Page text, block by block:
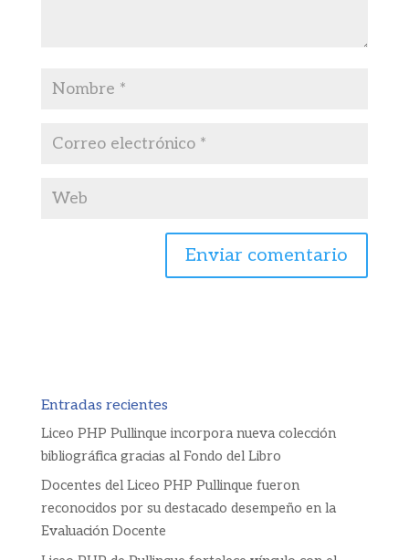
Entradas recientes
Liceo PHP Pullinque incorpora nueva colección
bibliográfica gracias al Fondo del Libro
Docentes del Liceo PHP Pullinque fueron
reconocidos por su destacado desempeño en la
Evaluación Docente